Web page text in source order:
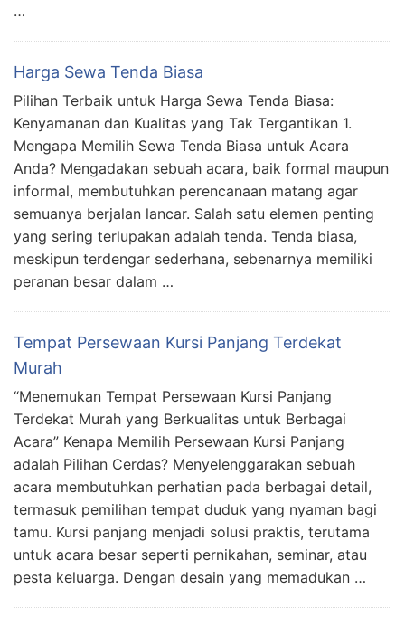
…
Harga Sewa Tenda Biasa
Pilihan Terbaik untuk Harga Sewa Tenda Biasa:
Kenyamanan dan Kualitas yang Tak Tergantikan 1.
Mengapa Memilih Sewa Tenda Biasa untuk Acara
Anda? Mengadakan sebuah acara, baik formal maupun
informal, membutuhkan perencanaan matang agar
semuanya berjalan lancar. Salah satu elemen penting
yang sering terlupakan adalah tenda. Tenda biasa,
meskipun terdengar sederhana, sebenarnya memiliki
peranan besar dalam …
Tempat Persewaan Kursi Panjang Terdekat
Murah
“Menemukan Tempat Persewaan Kursi Panjang
Terdekat Murah yang Berkualitas untuk Berbagai
Acara” Kenapa Memilih Persewaan Kursi Panjang
adalah Pilihan Cerdas? Menyelenggarakan sebuah
acara membutuhkan perhatian pada berbagai detail,
termasuk pemilihan tempat duduk yang nyaman bagi
tamu. Kursi panjang menjadi solusi praktis, terutama
untuk acara besar seperti pernikahan, seminar, atau
pesta keluarga. Dengan desain yang memadukan …